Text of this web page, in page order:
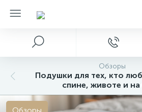
Обзоры
Подушки для тех, кто
спине, животе и